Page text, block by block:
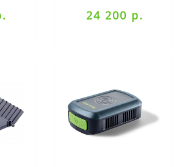
24 200 р.